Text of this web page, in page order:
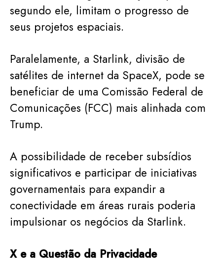
segundo ele, limitam o progresso de
seus projetos espaciais.
Paralelamente, a Starlink, divisão de
satélites de internet da SpaceX, pode se
beneficiar de uma Comissão Federal de
Comunicações (FCC) mais alinhada com
Trump.
A possibilidade de receber subsídios
significativos e participar de iniciativas
governamentais para expandir a
conectividade em áreas rurais poderia
impulsionar os negócios da Starlink.
X e a Questão da Privacidade